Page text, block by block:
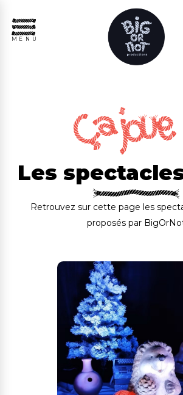
MENU
Les
Retrouvez sur cette page les
proposés par